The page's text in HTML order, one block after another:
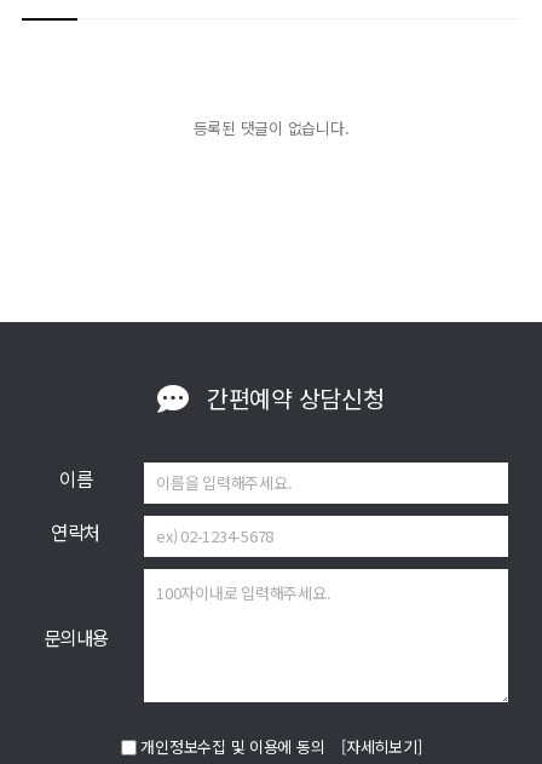
등록된 댓글이 없습니다.
간편예약상담신청
이름
연락처
문의내용
개인정보수집 및 이용에 동의 [자세히보기]